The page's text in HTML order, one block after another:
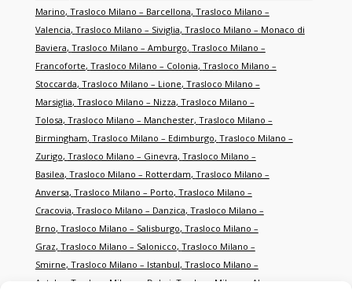
Marino, Trasloco Milano – Barcellona, Trasloco Milano –
Valencia, Trasloco Milano – Siviglia, Trasloco Milano – Monaco di
Baviera, Trasloco Milano – Amburgo, Trasloco Milano –
Francoforte, Trasloco Milano – Colonia, Trasloco Milano –
Stoccarda, Trasloco Milano – Lione, Trasloco Milano –
Marsiglia, Trasloco Milano – Nizza, Trasloco Milano –
Tolosa, Trasloco Milano – Manchester, Trasloco Milano –
Birmingham, Trasloco Milano – Edimburgo, Trasloco Milano –
Zurigo, Trasloco Milano – Ginevra, Trasloco Milano –
Basilea, Trasloco Milano – Rotterdam, Trasloco Milano –
Anversa, Trasloco Milano – Porto, Trasloco Milano –
Cracovia, Trasloco Milano – Danzica, Trasloco Milano –
Brno, Trasloco Milano – Salisburgo, Trasloco Milano –
Graz, Trasloco Milano – Salonicco, Trasloco Milano –
Smirne, Trasloco Milano – Istanbul, Trasloco Milano –
Antalya
Trasloco Milano – Dubai Trasloco Milano – Abu